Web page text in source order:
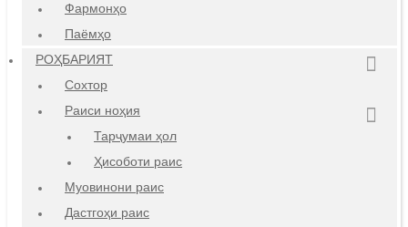
Фармонҳо
Паёмҳо
РОҲБАРИЯТ
Сохтор
Раиси ноҳия
Тарҷумаи ҳол
Ҳисоботи раис
Муовинони раис
Дастгоҳи раис